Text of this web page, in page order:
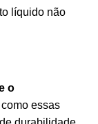
líquido não
o
essas